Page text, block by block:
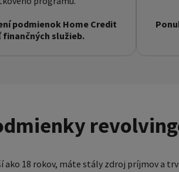
podmienok Home Credit
služieb.
ako 18 rokov, máte stály zdroj príjmov a